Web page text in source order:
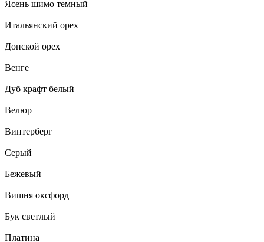
Ясень шимо темный
Итальянский орех
Донской орех
Венге
Дуб крафт белый
Велюр
Винтерберг
Серый
Бежевый
Вишня оксфорд
Бук светлый
Платина